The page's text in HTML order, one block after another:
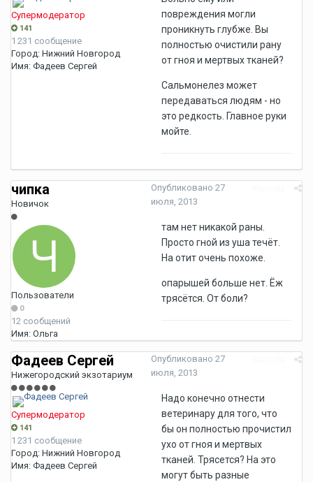
Супермодератор
141
1 231 сообщение
Город: Нижний Новгород
Имя: Фадеев Сергей
повреждения могли
проникнуть глубже. Вы
полностью очистили рану
от гноя и мертвых тканей?
Сальмонелез может
передаваться людям - но
это редкость. Главное руки
мойте.
чипка
Новичок
Пользователи
0
12 сообщений
Имя: Ольга
Опубликовано 27
июля, 2013
там нет никакой раны.
Просто гной из уша течёт.
На отит очень похоже.
опарышей больше нет. Ёж
трясётся. От боли?
Фадеев Сергей
Нижегородский экзотариум
Супермодератор
141
1 231 сообщение
Город: Нижний Новгород
Имя: Фадеев Сергей
Опубликовано 27
июля, 2013
Надо конечно отнести
ветеринару для того, что
бы он полностью прочистил
ухо от гноя и мертвых
тканей. Трясется? На это
могут быть разные